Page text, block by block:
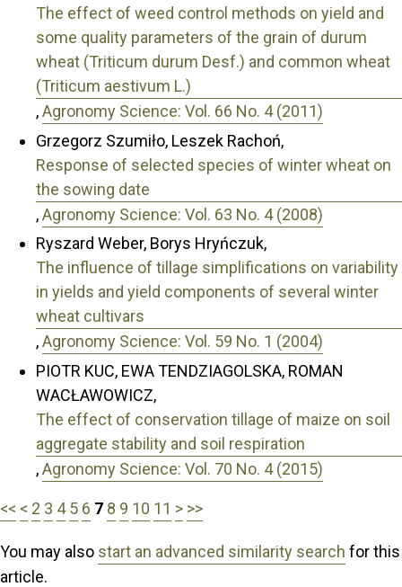
The effect of weed control methods on yield and
some quality parameters of the grain of durum
wheat (Triticum durum Desf.) and common wheat
(Triticum aestivum L.)
,Agronomy Science: Vol. 66 No. 4 (2011)
Grzegorz Szumiło, Leszek Rachoń,
Response of selected species of winter wheat on
the sowing date
,Agronomy Science: Vol. 63 No. 4 (2008)
Ryszard Weber, Borys Hryńczuk,
The influence of tillage simplifications on variability
in yields and yield components of several winter
wheat cultivars
,Agronomy Science: Vol. 59 No. 1 (2004)
PIOTR KUC, EWA TENDZIAGOLSKA, ROMAN
WACŁAWOWICZ,
The effect of conservation tillage of maize on soil
aggregate stability and soil respiration
,Agronomy Science: Vol. 70 No. 4 (2015)
<< < 2 3 4 5 6 7 8 9 10 11 > >>
You may also start an advanced similarity search for this
article.